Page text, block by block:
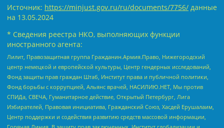
Источник: https://minjust.gov.ru/ru/documents/7756/ данные
на 13.05.2024
* Сведения реестра НКО, выполняющих функции
иностранного агента:
Лилит, Правозащитная группа Гражданин.Армия.Право, Нижегородский
центр немецкой и европейской культуры, Центр гендерных исследований,
Фонд защиты прав граждан Штаб, Институт права и публичной политики,
Фонд борьбы с коррупцией, Альянс врачей, НАСИЛИЮ.НЕТ, Мы против
СПИДа, СВЕЧА, Гуманитарное действие, Открытый Петербург, Лига
Избирателей, Правовая инициатива, Гражданский Союз, Хасдей Ерушалаим,
Центр поддержки и содействия развитию средств массовой информации,